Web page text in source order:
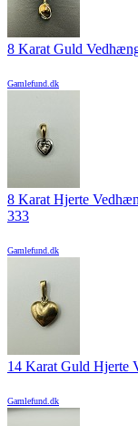
8 Karat Guld
Gamlefund.dk
8 Karat Hjerte
333
Gamlefund.dk
14 Karat Guld Hjerte
Gamlefund.dk